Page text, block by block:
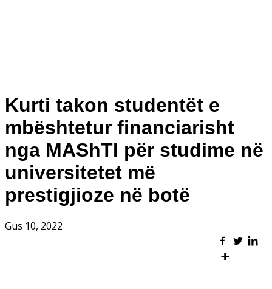
Kurti takon studentët e
mbështetur financiarisht
nga MAShTI për studime në
universitetet më
prestigjioze në botë
Gus 10, 2022